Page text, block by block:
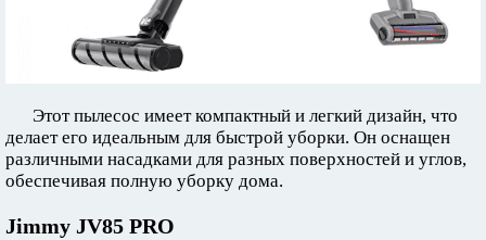
Этот пылесос имеет компактный и легкий дизайн, что
делает его идеальным для быстрой уборки. Он оснащен
различными насадками для разных поверхностей и углов,
обеспечивая полную уборку дома.
Jimmy JV85 PRO